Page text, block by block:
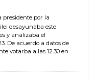
presidente por la
desayunaba este
y analizaba el
De acuerdo a datos de
votarba a las 12.30 en